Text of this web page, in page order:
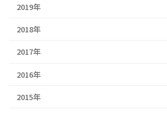
2019年
2018年
2017年
2016年
2015年